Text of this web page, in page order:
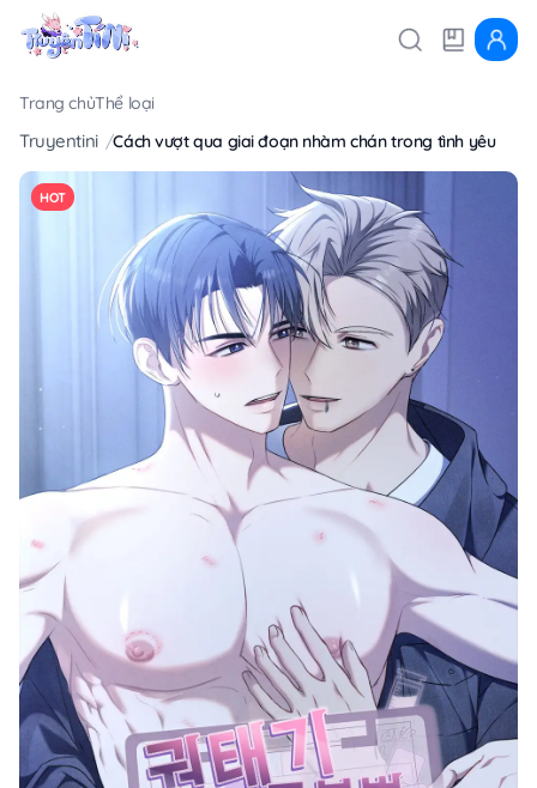
Trang chủThể loại
Truyentini Cách vượt qua giai đoạn nhàm chán trong tình yêu
HOT